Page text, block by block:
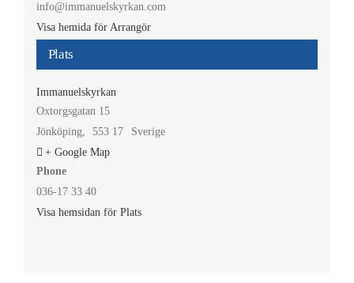
Plats
Immanuelskyrkan
Oxtorgsgatan 15
Jönköping, 553 17
Sverige
+ Google Map
Phone
036-17 33 40
Visa hemsidan för Plats
info@immanuelskyrkan.com
Visa hemida för Arrangör